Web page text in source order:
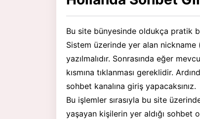
Bu site bünyesinde oldukça pratik
Sistem üzerinde yer alan
yazılmalıdır. Sonrasında eğer
kısmına tıklanması gereklidir.
sohbet kanalına giriş yapacaksınız.
Bu işlemler sırasıyla bu site
yaşayan kişilerin yer aldığı sohbet